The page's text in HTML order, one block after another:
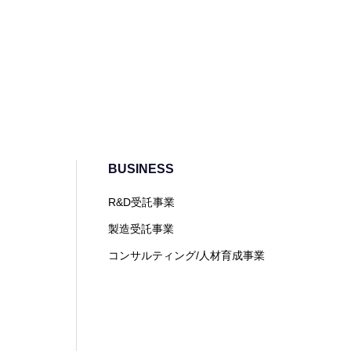
BUSINESS
R&D受託事業
製造受託事業
コンサルティング/人材育成事業